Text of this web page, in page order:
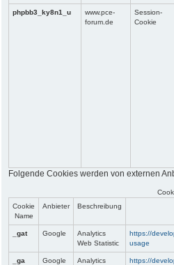
phpbb3_ky8n1_u
www.pce-
forum.de
Session-
Cookie
Folgende Cookies werden von externen
Cookie
Name
Anbieter Beschreibung
_gat Google
Analytics
Web Statistic
https://
usage
_ga Google
Analytics
https://